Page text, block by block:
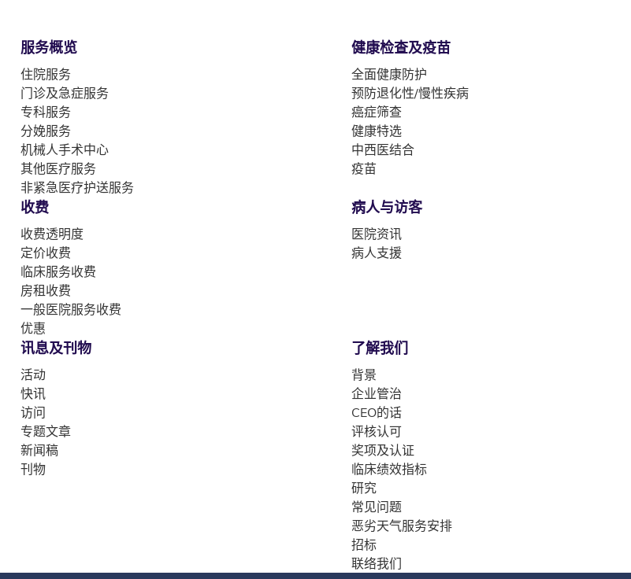
服务概览
住院服务
门诊及急症服务
专科服务
分娩服务
机械人手术中心
其他医疗服务
非紧急医疗护送服务
健康检查及疫苗
全面健康防护
预防退化性/慢性疾病
癌症筛查
健康特选
中西医结合
疫苗
收费
收费透明度
定价收费
临床服务收费
房租收费
一般医院服务收费
优惠
病人与访客
医院资讯
病人支援
讯息及刊物
活动
快讯
访问
专题文章
新闻稿
刊物
了解我们
背景
企业管治
CEO的话
评核认可
奖项及认证
临床绩效指标
研究
常见问题
恶劣天气服务安排
招标
联络我们